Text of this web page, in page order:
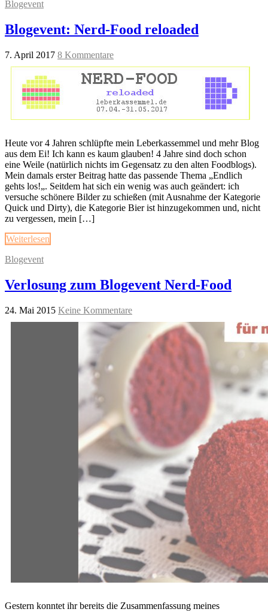
Blogevent
Blogevent: Nerd-Food reloaded
7. April 2017 8 Kommentare
Heute vor 4 Jahren schlüpfte mein Leberkassemmel und mehr Blog
aus dem Ei! Ich kann es kaum glauben! 4 Jahre sind doch schon
eine Weile (natürlich nichts im Gegensatz zu den alten Foodblogs).
Mein damals erster Beitrag hatte das passende Thema „Endlich
gehts los!„. Seitdem hat sich ein wenig was auch geändert: ich
versuche schönere Bilder zu schießen (mit Ausnahme der Kategorie
Quick und Dirty), die Kategorie Bier ist hinzugekommen und, nicht
zu vergessen, mein […]
Weiterlesen
Blogevent
Verlosung zum Blogevent Nerd-Food
24. Mai 2015 Keine Kommentare
Gestern konntet ihr bereits die Zusammenfassung meines